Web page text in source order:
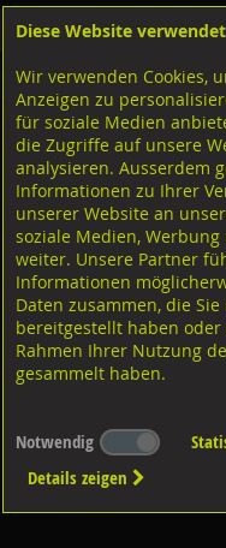
Shop Ketten Seile Schlauch-
Es wurden leider
Diese Website
Wir verwenden Cookies,
Anzeigen zu
für soziale Medien
die Zugriffe auf unsere
analysieren. Ausserdem
Informationen zu Ihrer
unserer Website an
soziale Medien, Werbung
weiter. Unsere Partner
Informationen
Daten zusammen, die
bereitgestellt haben oder
Rahmen Ihrer Nutzung
gesammelt haben.
Notwendig
Details zeigen